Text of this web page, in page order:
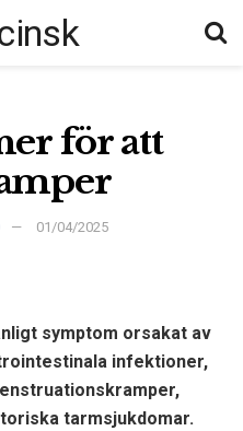
för att
01/04/2025
symptom orsakat av
infektioner,
tarmsjukdomar.